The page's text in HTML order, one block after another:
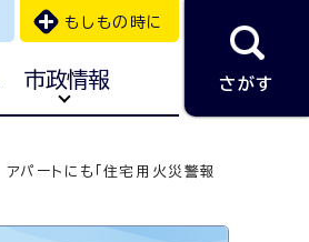
もしもの時に
市政情報 さがす
アパートにも「住宅用火災警報